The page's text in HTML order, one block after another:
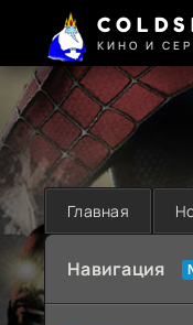
КИНО И
Главная
Навигация